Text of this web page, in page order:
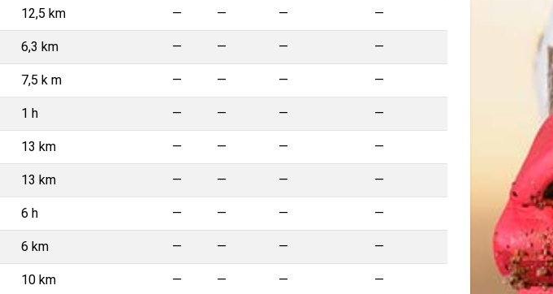
12,5 km — — — —
6,3 km — — — —
7,5 k m — — — —
1 h — — — —
13 km — — — —
13 km — — — —
6 h — — — —
6 km — — — —
10 km — — — —